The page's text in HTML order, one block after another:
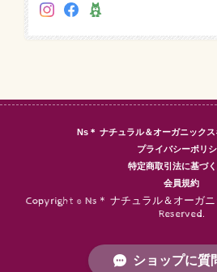
Ns＊ ナチュラル＆オーガニック
プライバシーポリ
特定商取引法に基づ
会員規約
Copyright © Ns＊ ナチュラル＆オーガ
Reserved.
ショップに質